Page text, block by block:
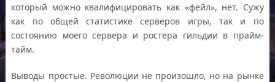
который можно квалифицировать как «фейл», нет. Сужу
как по общей статистике серверов игры, так и по
состоянию моего сервера и ростера гильдии в прайм-
тайм.
Выводы простые. Революции не произошло, но на рынке